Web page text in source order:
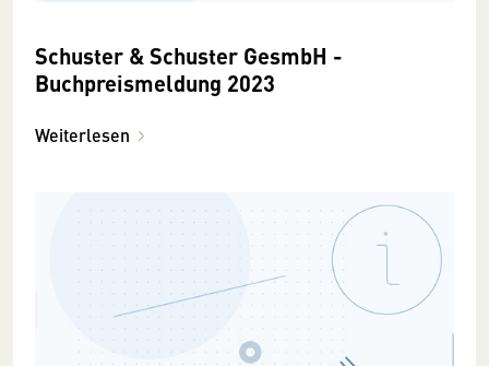
Schuster & Schuster GesmbH -
Buchpreismeldung 2023
Weiterlesen